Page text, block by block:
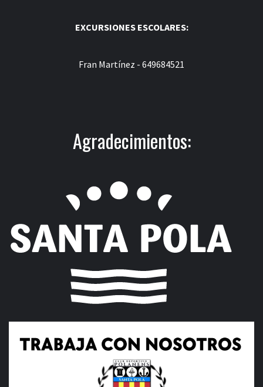
EXCURSIONES ESCOLARES:
Fran Martínez - 649684521
Agradecimientos: